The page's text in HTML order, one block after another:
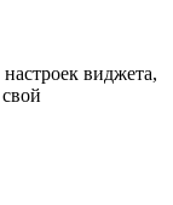
виджета,